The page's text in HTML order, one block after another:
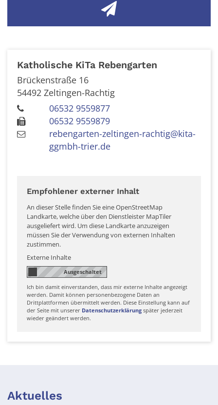
Katholische KiTa Rebengarten
Brückenstraße 16
54492 Zeltingen-Rachtig
06532 9559877
06532 9559879
rebengarten-zeltingen-rachtig@kita-
ggmbh-trier.de
Empfohlener externer Inhalt
An dieser Stelle finden Sie eine OpenStreetMap
Landkarte, welche über den Dienstleister MapTiler
ausgeliefert wird. Um diese Landkarte anzuzeigen
müssen Sie der Verwendung von externen Inhalten
zustimmen.
Externe Inhalte
Ich bin damit einverstanden, dass mir externe Inhalte angezeigt
werden. Damit können personenbezogene Daten an
Drittplattformen übermittelt werden. Diese Einstellung kann auf
der Seite mit unserer Datenschutzerklärung später jederzeit
wieder geändert werden.
Aktuelles